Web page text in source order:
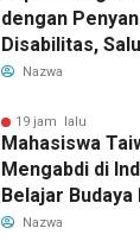
dengan
Disabilitas,
Bantuan dan
Nazwa
19 jam lalu
Mahasiswa
Mengabdi di
Belajar Budaya
dan Edukasi
Nazwa